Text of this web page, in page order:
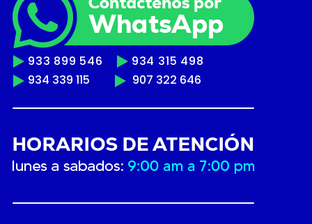
933 899 546
934 315 498
934 339 115
907 322 646